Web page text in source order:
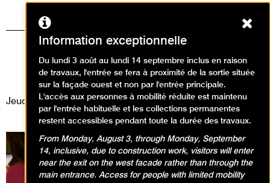
rêves | 4-6 ans |
Présences Arabes
Visites, Animations / Visite
animation
Jeudi 22 août 2024
Information exceptionnelle
Du lundi 3 août au lundi 14 septembre inclus en raison
de travaux, l'entrée se fera à proximité de la sortie située
sur la façade ouest et non par l'entrée principale.
L'accès aux personnes à mobilité réduite est maintenu
par l'entrée habituelle et les collections permanentes
restent accessibles pendant toute la durée des travaux.
From Monday, August 3, through Monday, September
14, inclusive, due to construction work, visitors will enter
near the exit on the west facade rather than through the
main entrance. Access for people with limited mobility